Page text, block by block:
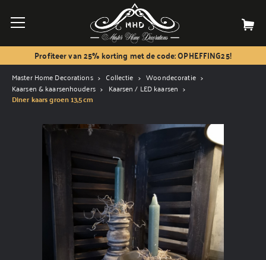
Profiteer van 25% korting met de code: OPHEFFING25!
Master Home Decorations Collectie
Woondecoratie
Kaarsen & kaarsenhouders
Kaarsen / LED kaarsen
Diner kaars groen 13,5cm